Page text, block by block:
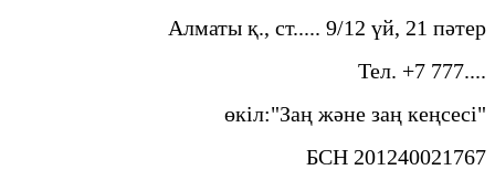
Алматы қ., ст..... 9/12 үй, 21 пәтер
Тел. +7 777....
өкіл:"Заң және заң кеңсесі"
БСН 201240021767